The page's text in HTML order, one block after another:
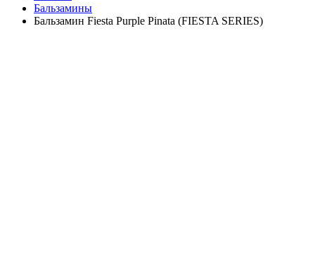
Бальзамины
Бальзамин Fiesta Purple Pinata (FIESTA SERIES)